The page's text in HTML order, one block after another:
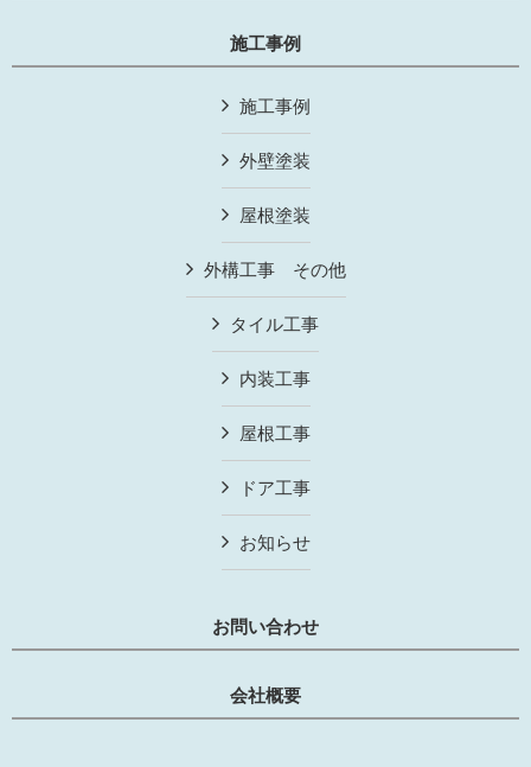
施工事例
施工事例
外壁塗装
屋根塗装
外構工事 その他
タイル工事
内装工事
屋根工事
ドア工事
お知らせ
お問い合わせ
会社概要